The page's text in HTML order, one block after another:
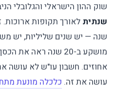
שוק ההון הישראלי והגלובלי
שנתית לאורך תקופות
שנה — יש שנים שליליות, יש
מושקע ב-20 שנה ראה
אחוזים. חשבון עו"ש לא עושה
עושה את זה. כלכלה מונעת